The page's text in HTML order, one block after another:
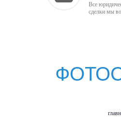
Все
сделки мы